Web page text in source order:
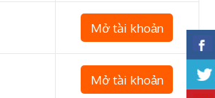
Mở tài khoản
Mở tài khoản